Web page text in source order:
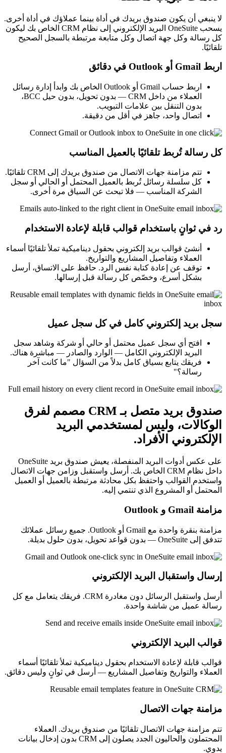
لا ينبغي أن يكون صندوق بريدك في أداة بينما عملاؤك في أداة أخرى.
يسحب OneSuite البريد الإلكتروني إلى نظام CRM الخاص بك ليكون
كل رسالة وكل جهة اتصال وكل متابعة مرتبطة بالسجل الصحيح
تلقائيًا.
اربط Gmail أو Outlook في دقائق
اربط حساب Gmail أو Outlook الخاص بك وابدأ إدارة رسائل
العملاء من داخل CRM — بدون تحويل، بدون حيل BCC،
بدون التنقل بين علامات التبويب.
اتصال واحد، جاهز في أقل من دقيقة.
كل رسالة تُربط تلقائيًا بالعميل المناسب
تتم مزامنة جهات الاتصال من صندوق بريدك إلى CRM تلقائيًا.
كل سلسلة رسائل تُربط بالعميل المحتمل أو الحالي أو سجل
الشركة المناسب — فلا تبحث عن السياق مرة أخرى.
رد في ثوانٍ باستخدام قوالب قابلة لإعادة الاستخدام
أنشئ قوالب بريد إلكتروني بحقول ديناميكية تملأ تلقائيًا أسماء
العملاء وتفاصيل المشاريع والتواريخ.
توقف عن إعادة كتابة نفس الرد. حافظ على الاتساق، أرسل
بشكل أسرع، وخصّص كل رسالة قبل إرسالها.
سجل بريد إلكتروني كامل في كل سجل عميل
افتح أي سجل عميل محتمل أو حالي أو شركة وشاهد سجل
البريد الإلكتروني الكامل — الوارد والصادر — مباشرة هناك.
فريقك يتابع بسياق كامل بدلاً من السؤال "ما كانت آخر
رسالة؟"
صندوق بريد متصل بـ CRM مصمم لفرق
الوكالات، وليس لمستخدمي البريد
الإلكتروني الأفراد.
على عكس أدوات البريد المنفصلة، يعيش صندوق بريد OneSuite
داخل نظام CRM الخاص بك. أرسل واستقبل وزامن جهات الاتصال
واستخدم القوالب واحتفظ بكل محادثة مرتبطة بالعميل أو العميل
المحتمل أو المشروع الذي تنتمي إليه.
مزامنة Gmail و Outlook
مزامنة بنقرة واحدة مع Gmail أو Outlook. جميع رسائل عملائك
تتدفق إلى OneSuite — بدون قواعد تحويل، بدون حلول بديلة.
إرسال واستقبال البريد الإلكتروني
أرسل واستقبل الرسائل دون مغادرة CRM. فريقك يتعامل مع كل
رسالة عميل من شاشة واحدة.
قوالب البريد الإلكتروني
قوالب قابلة لإعادة الاستخدام بحقول ديناميكية تملأ تلقائيًا أسماء
العملاء والتواريخ وتفاصيل المشاريع — أرسل في ثوانٍ وليس دقائق.
مزامنة جهات الاتصال
تتم مزامنة جهات الاتصال تلقائيًا من صندوق بريدك. العملاء
المحتملون والحاليون الجدد يصلون إلى CRM بدون إدخال بيانات
يدوي.